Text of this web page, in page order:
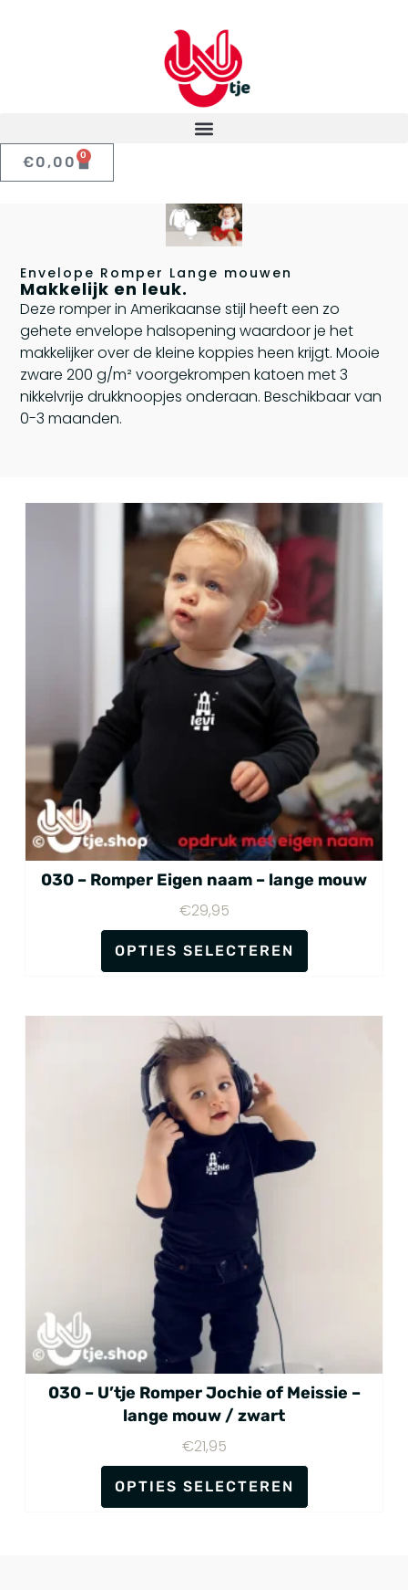
€0,00 0
Envelope Romper Lange mouwen
Makkelijk en leuk.
Deze romper in Amerikaanse stijl heeft een zo
gehete envelope halsopening waardoor je het
makkelijker over de kleine koppies heen krijgt. Mooie
zware 200 g/m² voorgekrompen katoen met 3
nikkelvrije drukknoopjes onderaan. Beschikbaar van
0-3 maanden.
030 – Romper Eigen naam – lange mouw
€29,95
OPTIES SELECTEREN
030 – U’tje Romper Jochie of Meissie –
lange mouw / zwart
€21,95
OPTIES SELECTEREN